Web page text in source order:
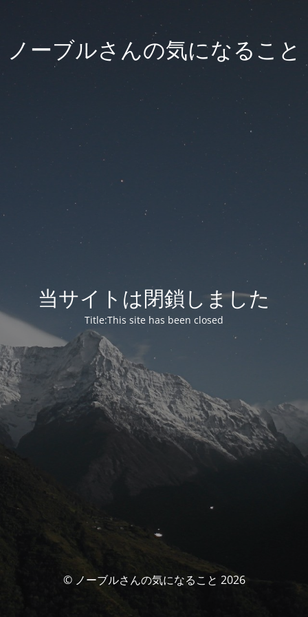
ノーブルさんの気になること
当サイトは閉鎖しました
Title:This site has been closed
© ノーブルさんの気になること 2026